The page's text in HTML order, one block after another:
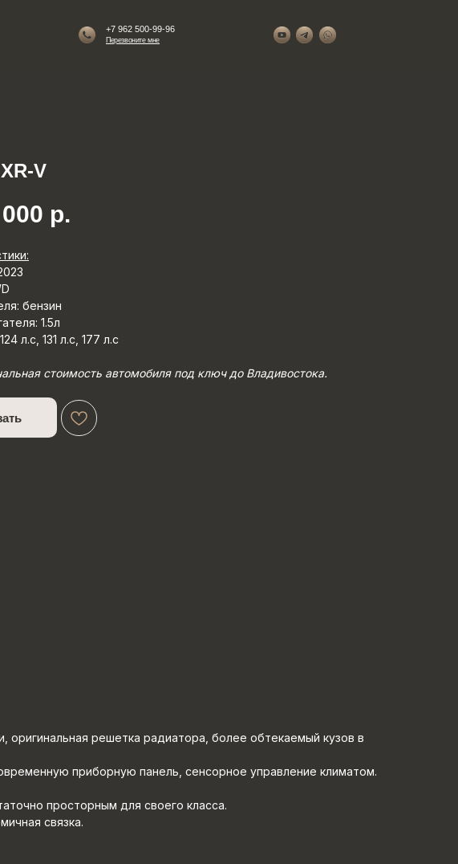
+7 962 500-99-96
Перезвоните мне
V
р.
бензин
1.5л
л.с, 131 л.с, 177 л.с
стоимость автомобиля под ключ до Владивостока.
решетка радиатора, более обтекаемый кузов в
приборную панель, сенсорное управление климатом.
просторным для своего класса.
связка.